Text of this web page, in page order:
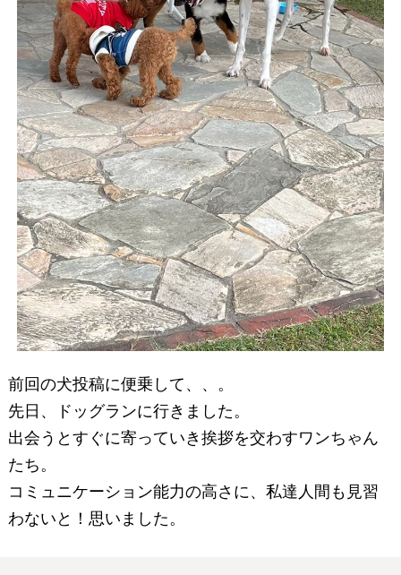
前回の犬投稿に便乗して、、。
先日、ドッグランに行きました。
出会うとすぐに寄っていき挨拶を交わすワンちゃん
たち。
コミュニケーション能力の高さに、私達人間も見習
わないと！思いました。